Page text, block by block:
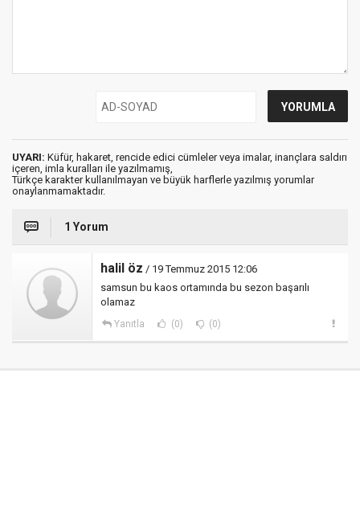
UYARI: Küfür, hakaret, rencide edici cümleler veya imalar, inançlara saldırı
içeren, imla kuralları ile yazılmamış,
Türkçe karakter kullanılmayan ve büyük harflerle yazılmış yorumlar
onaylanmamaktadır.
1 Yorum
halil öz / 19 Temmuz 2015 12:06
samsun bu kaos ortamında bu sezon başarılı
olamaz
Yanıtla (0) (0)